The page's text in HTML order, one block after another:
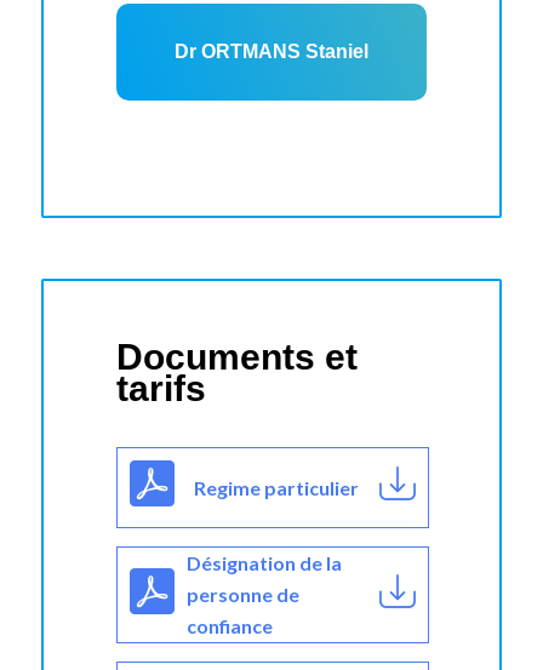
Dr ORTMANS Staniel
Documents et
tarifs
Regime particulier
Désignation de la
personne de
confiance